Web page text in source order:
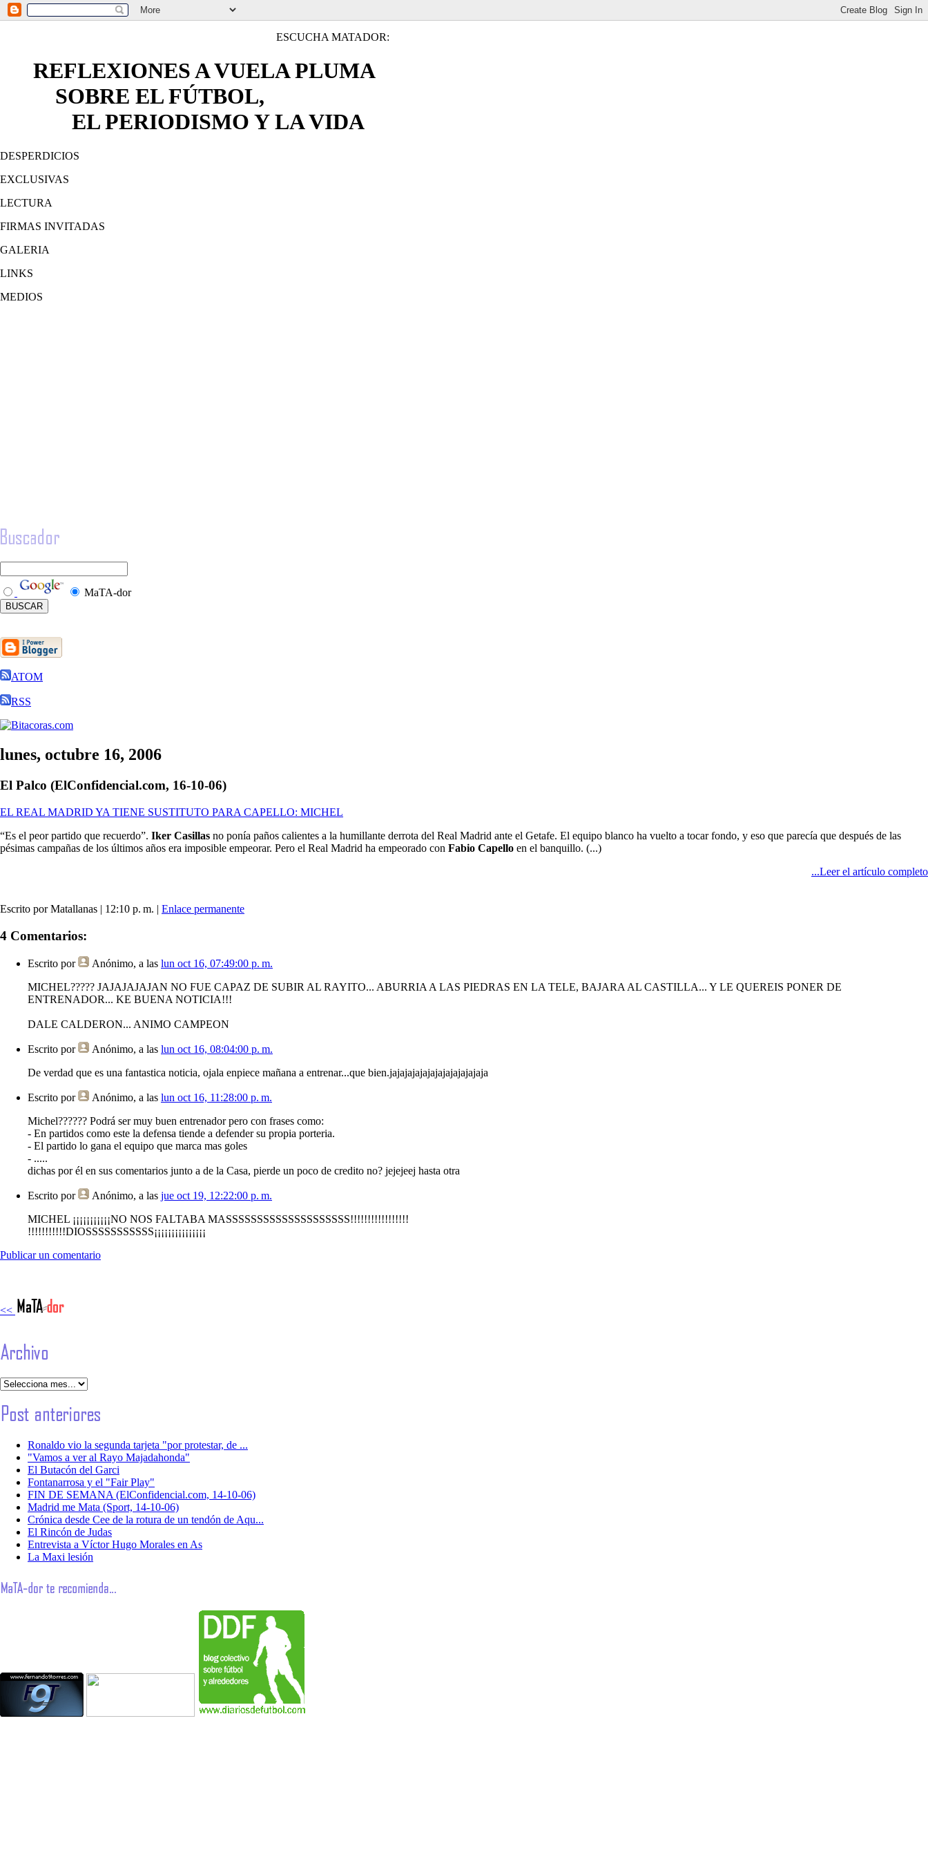
ESCUCHA MATADOR:
REFLEXIONES A VUELA PLUMA
SOBRE EL FÚTBOL,
EL PERIODISMO Y LA VIDA
DESPERDICIOS
EXCLUSIVAS
LECTURA
FIRMAS INVITADAS
GALERIA
LINKS
MEDIOS
MaTA-dor
ATOM
RSS
lunes, octubre 16, 2006
El Palco (ElConfidencial.com, 16-10-06)
EL REAL MADRID YA TIENE SUSTITUTO PARA CAPELLO: MICHEL
“Es el peor partido que recuerdo”. Iker Casillas no ponía paños calientes a la humillante derrota del Real Madrid ante el Getafe. El equipo blanco ha vuelto a tocar fondo, y eso que parecía que después de las
pésimas campañas de los últimos años era imposible empeorar. Pero el Real Madrid ha empeorado con Fabio Capello en el banquillo. (...)
...Leer el artículo completo
Escrito por Matallanas | 12:10 p. m. | Enlace permanente
4 Comentarios:
Escrito por Anónimo, a las lun oct 16, 07:49:00 p. m.
MICHEL????? JAJAJAJAJAN NO FUE CAPAZ DE SUBIR AL RAYITO... ABURRIA A LAS PIEDRAS EN LA TELE, BAJARA AL CASTILLA... Y LE QUEREIS PONER DE
ENTRENADOR... KE BUENA NOTICIA!!!
DALE CALDERON... ANIMO CAMPEON
Escrito por Anónimo, a las lun oct 16, 08:04:00 p. m.
De verdad que es una fantastica noticia, ojala enpiece mañana a entrenar...que bien.jajajajajajajajajajajajaja
Escrito por Anónimo, a las lun oct 16, 11:28:00 p. m.
Michel?????? Podrá ser muy buen entrenador pero con frases como:
- En partidos como este la defensa tiende a defender su propia porteria.
- El partido lo gana el equipo que marca mas goles
- .....
dichas por él en sus comentarios junto a de la Casa, pierde un poco de credito no? jejejeej hasta otra
Escrito por Anónimo, a las jue oct 19, 12:22:00 p. m.
MICHEL ¡¡¡¡¡¡¡¡¡¡¡NO NOS FALTABA MASSSSSSSSSSSSSSSSSSSS!!!!!!!!!!!!!!!!!
!!!!!!!!!!!DIOSSSSSSSSSSS¡¡¡¡¡¡¡¡¡¡¡¡¡¡¡
Publicar un comentario
<<
Ronaldo vio la segunda tarjeta "por protestar, de ...
"Vamos a ver al Rayo Majadahonda"
El Butacón del Garci
Fontanarrosa y el "Fair Play"
FIN DE SEMANA (ElConfidencial.com, 14-10-06)
Madrid me Mata (Sport, 14-10-06)
Crónica desde Cee de la rotura de un tendón de Aqu...
El Rincón de Judas
Entrevista a Víctor Hugo Morales en As
La Maxi lesión